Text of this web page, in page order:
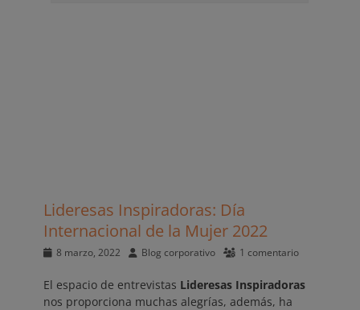
Lideresas Inspiradoras: Día
Internacional de la Mujer 2022
Publicado
8 marzo, 2022 AutorBlog corporativo 1 comentario
El espacio de entrevistas Lideresas Inspiradoras
nos proporciona muchas alegrías, además, ha